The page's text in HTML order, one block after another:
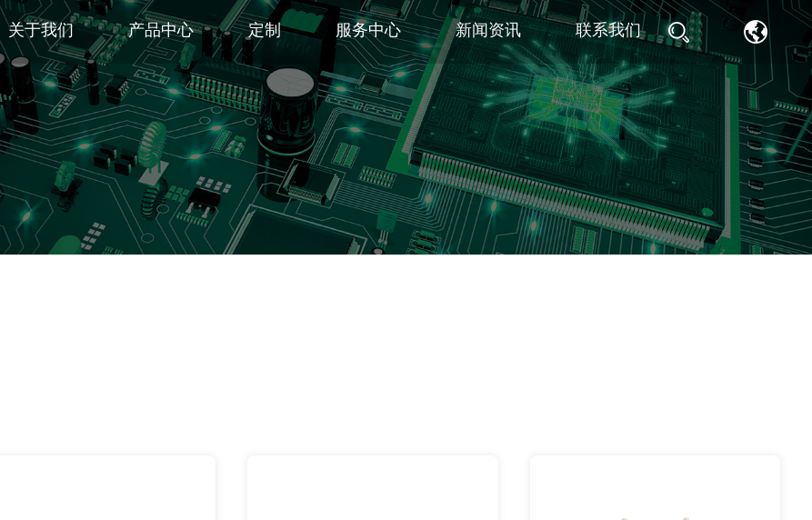
关于我们 产品中心 定制 服务中心 新闻资讯 联系我们